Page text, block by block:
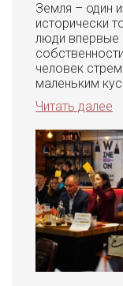
Земля – один
исторически
люди впервые
человек
маленьким
Читать далее